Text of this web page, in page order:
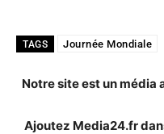
TAGS Journée Mondiale
Notre site est un média
Ajoutez Media24.fr